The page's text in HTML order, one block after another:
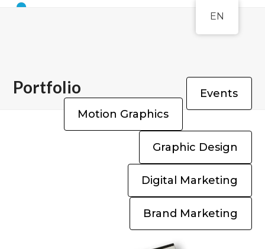
SkipOpen
Close
Portfolio
Events
Motion Graphics
Graphic Design
Digital Marketing
Brand Marketing
EN